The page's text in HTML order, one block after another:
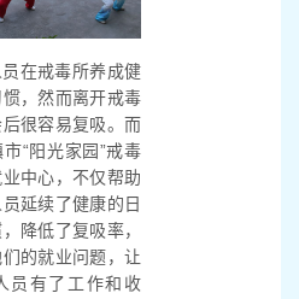
在戒毒所养成健
，然而离开戒毒
很容易复吸。而
“阳光家园”戒毒
中心，不仅帮助
延续了健康的日
降低了复吸率，
的就业问题，让
员有了工作和收